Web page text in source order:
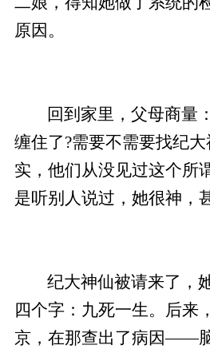
原因。
回到家里，父母商量
缠住了?需要不需要找纪
实，他们从没见过这个所
是听别人说过，她很神，
纪大神仙被请来了，
四个字：九死一生。后来
京，在那查出了病因——